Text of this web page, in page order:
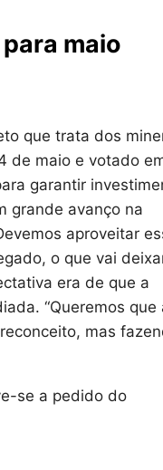
maio
que trata dos
de maio e votado
garantir
grande avanço na
aproveitar
o que vai
era de que a
“Queremos que
mas
se a pedido do